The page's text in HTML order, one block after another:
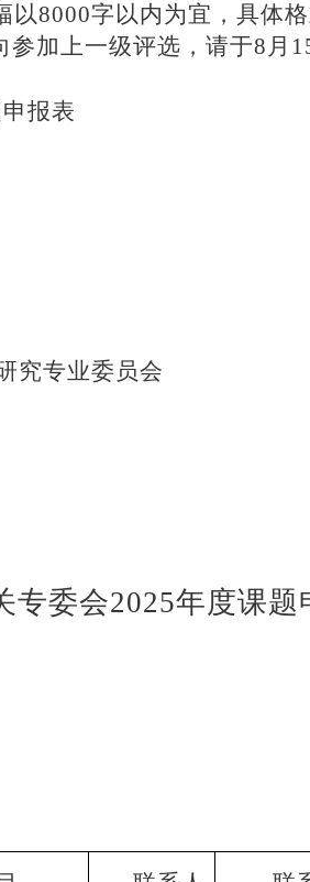
以8000字以内为宜，具体
参加上一级评选，请于8月
报表
专业委员会
专委会2025年度课题